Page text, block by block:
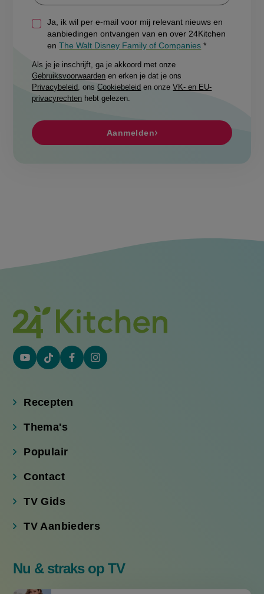
Ja, ik wil per e-mail voor mij relevant nieuws en
aanbiedingen ontvangen van en over 24Kitchen
enThe Walt Disney Family of Companies
Als je je inschrijft, ga je akkoord met onze
Gebruiksvoorwaarden en erken je dat je ons
Privacybeleid, onsCookiebeleid en onzeVK- en EU-
privacyrechten hebt gelezen.
Aanmelden
YouTube
link)
Tiktok
link)
Facebook
link)
Instagram
Recepten
Thema's
Populair
Contact
TV Gids
TV Aanbieders
Nu & straks op TV